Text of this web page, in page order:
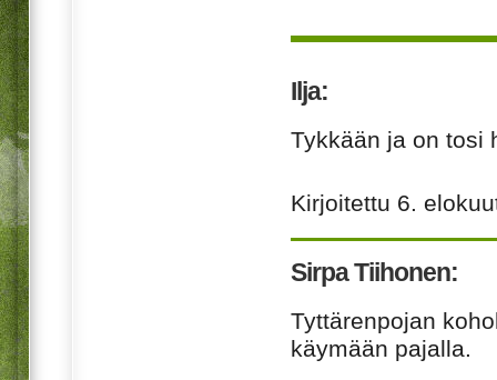
Ilja:
Tykkään ja on tosi
Kirjoitettu 6.
Sirpa Tiihonen:
Tyttärenpojan
käymään pajalla.